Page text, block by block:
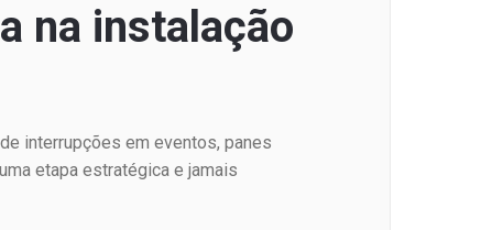
na instalação
interrupções em eventos, panes
etapa estratégica e jamais